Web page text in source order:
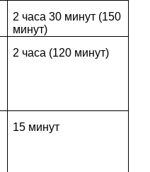
2 часа 30 минут (150
минут)
2 часа (120 минут)
15 минут